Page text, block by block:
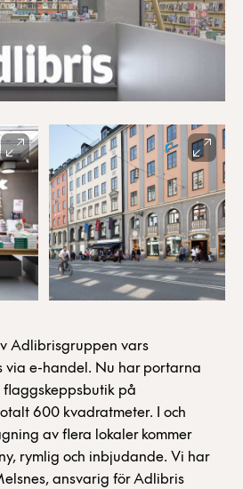
Adlibrisgruppen vars
via e-handel. Nu har portarna
på
600 kvadratmeter. I och
av flera lokaler kommer
rymlig och inbjudande. Vi har
ansvarig för Adlibris